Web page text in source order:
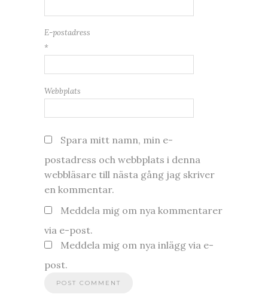
E-postadress
*
Webbplats
Spara mitt namn, min e-
postadress och webbplats i denna
webbläsare till nästa gång jag skriver
en kommentar.
Meddela mig om nya kommentarer
via e-post.
Meddela mig om nya inlägg via e-
post.